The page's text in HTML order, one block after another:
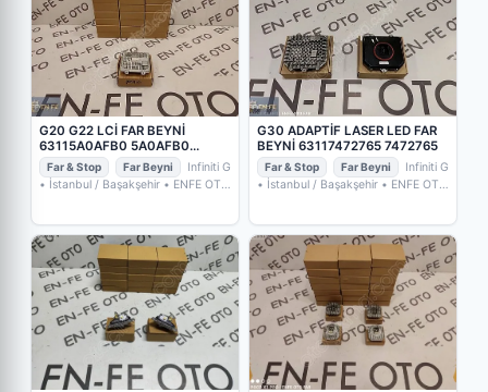
G20 G22 LCİ FAR BEYNİ
63115A0AFB0 5A0AFB0
5A0AFA0 63117933362
Far & Stop Far Beyni
Infiniti G
• İstanbul / Başakşehir • ENFE OTO
G30 ADAPTİF LASER LED FAR
BEYNİ 63117472765 7472765
Far & Stop Far Beyni
Infiniti G
• İstanbul / Başakşehir • ENFE OTO